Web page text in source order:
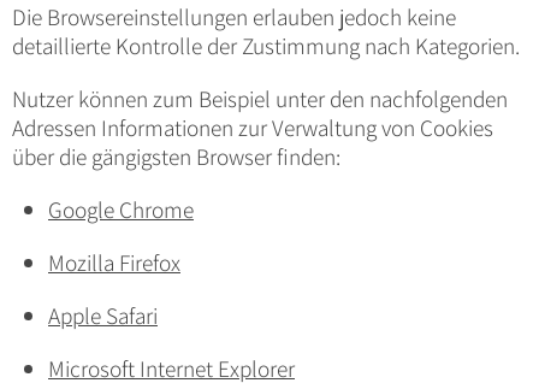
Die Browsereinstellungen erlauben jedoch keine
detaillierte Kontrolle der Zustimmung nach Kategorien.
Nutzer können zum Beispiel unter den nachfolgenden
Adressen Informationen zur Verwaltung von Cookies
über die gängigsten Browser finden:
Google Chrome
Mozilla Firefox
Apple Safari
Microsoft Internet Explorer